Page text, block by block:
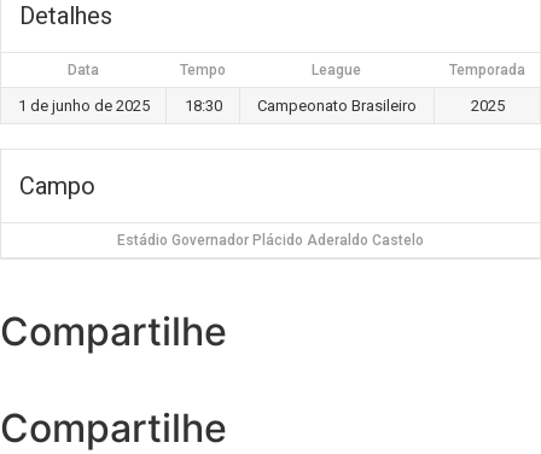
Detalhes
Data Tempo League Temporada
1 de junho de 2025 18:30 Campeonato Brasileiro 2025
Campo
Estádio Governador Plácido Aderaldo Castelo
Compartilhe
Compartilhe